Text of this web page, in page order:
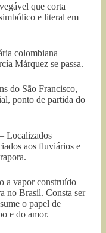
que corta
e literal em
colombiana
Márquez se passa.
do São Francisco,
ponto de partida do
Localizados
aos fluviários e
a vapor construído
no Brasil. Consta ser
o papel de
e do amor.